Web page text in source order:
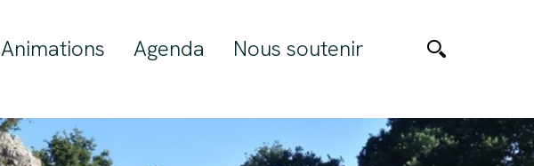
Animations Agenda Nous soutenir